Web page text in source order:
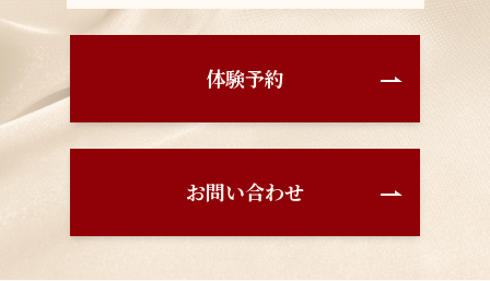
体験予約
お問い合わせ